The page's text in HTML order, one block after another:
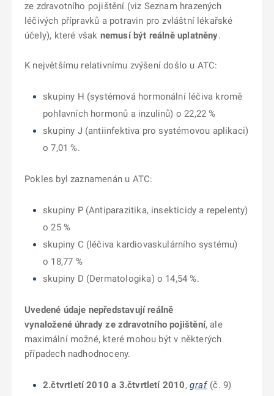
ze zdravotního pojištění (viz Seznam hrazených
léčivých přípravků a potravin pro zvláštní lékařské
účely), které však nemusí být reálně uplatněny.
K největšímu relativnímu zvýšení došlo u ATC:
skupiny H (systémová hormonální léčiva kromě
pohlavních hormonů a inzulinů) o 22,22 %
skupiny J (antiinfektiva pro systémovou aplikaci)
o 7,01 %.
Pokles byl zaznamenán u ATC:
skupiny P (Antiparazitika, insekticidy a repelenty)
o 25 %
skupiny C (léčiva kardiovaskulárního systému)
o 18,77 %
skupiny D (Dermatologika) o 14,54 %.
Uvedené údaje nepředstavují reálně
vynaložené úhrady ze zdravotního pojištění, ale
maximální možné, které mohou být v některých
případech nadhodnoceny.
2.čtvrtletí 2010 a 3.čtvrtletí 2010, graf(č. 9)